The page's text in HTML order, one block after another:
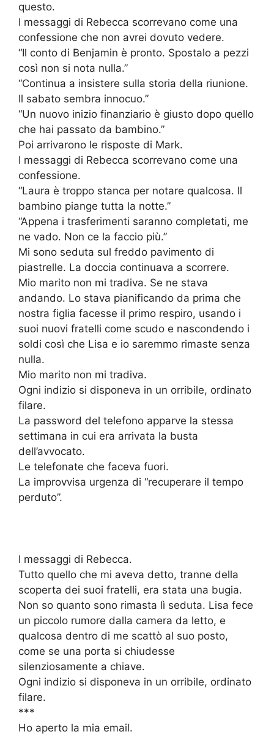
questo.
I messaggi di Rebecca scorrevano come una
confessione che non avrei dovuto vedere.
“Il conto di Benjamin è pronto. Spostalo a pezzi
così non si nota nulla.”
“Continua a insistere sulla storia della riunione.
Il sabato sembra innocuo.”
“Un nuovo inizio finanziario è giusto dopo quello
che hai passato da bambino.”
Poi arrivarono le risposte di Mark.
I messaggi di Rebecca scorrevano come una
confessione.
“Laura è troppo stanca per notare qualcosa. Il
bambino piange tutta la notte.”
“Appena i trasferimenti saranno completati, me
ne vado. Non ce la faccio più.”
Mi sono seduta sul freddo pavimento di
piastrelle. La doccia continuava a scorrere.
Mio marito non mi tradiva. Se ne stava
andando. Lo stava pianificando da prima che
nostra figlia facesse il primo respiro, usando i
suoi nuovi fratelli come scudo e nascondendo i
soldi così che Lisa e io saremmo rimaste senza
nulla.
Mio marito non mi tradiva.
Ogni indizio si disponeva in un orribile, ordinato
filare.
La password del telefono apparve la stessa
settimana in cui era arrivata la busta
dell’avvocato.
Le telefonate che faceva fuori.
La improvvisa urgenza di “recuperare il tempo
perduto”.
I messaggi di Rebecca.
Tutto quello che mi aveva detto, tranne della
scoperta dei suoi fratelli, era stata una bugia.
Non so quanto sono rimasta lì seduta. Lisa fece
un piccolo rumore dalla camera da letto, e
qualcosa dentro di me scattò al suo posto,
come se una porta si chiudesse
silenziosamente a chiave.
Ogni indizio si disponeva in un orribile, ordinato
filare.
***
Ho aperto la mia email.